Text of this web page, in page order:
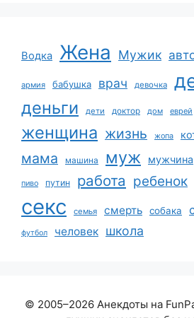
Водка Жена Мужик
армия бабушка врач девочка
деньги дети доктор дом еврей
женщина жизнь жопа
мама машина муж мужчина
пиво путин работа ребенок
секс семья смерть собака
футбол человек школа
© 2005–2026 Анекдоты на